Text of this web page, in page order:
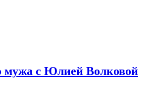
мужа с Юлией Волковой